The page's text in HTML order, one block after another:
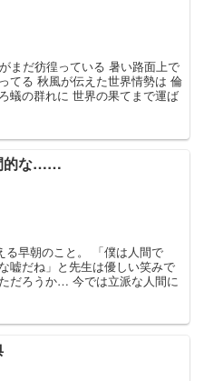
まだ彷徨っている 暑い路面上で
てる 秋風が伝えた世界情勢は 倫
蟻の群れに 世界の果てまで運ば
的な……
る早朝のこと。 「僕は人間で
嘘だね」と先生は優しい笑みで
だろうか… 今では立派な人間に